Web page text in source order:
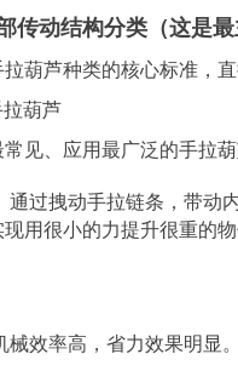
传动结构分类（这是最
葫芦种类的核心标准，
葫芦
见、应用最广泛的手拉
通过拽动手拉链条，带动
用很小的力提升很重的物
械效率高，省力效果明显。